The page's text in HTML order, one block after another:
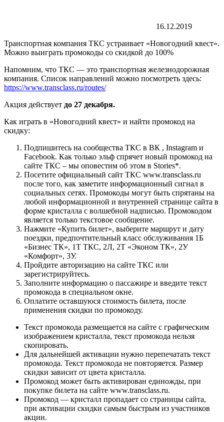
16.12.2019
Транспортная компания ТКС устраивает «Новогодний квест».
Можно выиграть промокоды со скидкой до 100%
Напомним, что ТКС — это транспортная железнодорожная
компания. Список направлений можно посмотреть здесь:
https://www.transclass.ru/routes/
Акция действует до 27 декабря.
Как играть в «Новогодний квест» и найти промокод на
скидку:
Подпишитесь на сообщества ТКС в ВК , Instagram и
Facebook. Как только эльф спрячет новый промокод на
сайте ТКС – мы оповестим об этом в Stories*.
Посетите официальный сайт ТКС www.transclass.ru
после того, как заметите информационный сигнал в
социальных сетях. Промокоды могут быть спрятаны на
любой информационной и внутренней странице сайта в
форме кристалла с волшебной надписью. Промокодом
является только текстовое сообщение.
Нажмите «Купить билет», выберите маршрут и дату
поездки, предпочтительный класс обслуживания 1Б
«Бизнес ТК», 1Т ТКС, 2Л, 2Т «Эконом ТК», 2У
«Комфорт», 3У.
Пройдите авторизацию на сайте ТКС или
зарегистрируйтесь.
Заполните информацию о пассажире и введите текст
промокода в специальном окне.
Оплатите оставшуюся стоимость билета, после
применения скидки по промокоду.
Текст промокода размещается на сайте с графическим
изображением кристалла, текст промокода нельзя
скопировать.
Для дальнейшей активации нужно перепечатать текст
промокода. Текст промокода не повторяется. Размер
скидки зависит от цвета кристалла.
Промокод может быть активирован единожды, при
покупке билета на сайте www.transclass.ru.
Промокод — кристалл пропадает со страницы сайта,
при активации скидки самым быстрым из участников
акции.